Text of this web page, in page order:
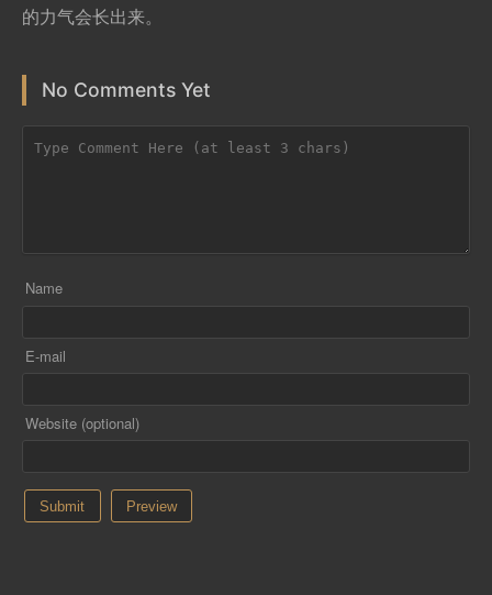
的力气会长出来。
No Comments Yet
Name
E-mail
Website (optional)